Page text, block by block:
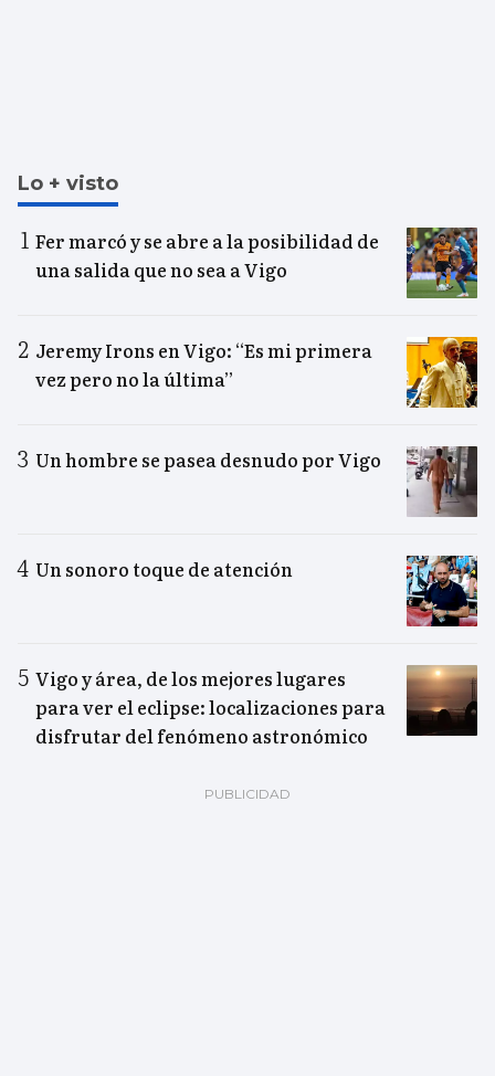
Lo + visto
Fer marcó y se abre a la posibilidad de
una salida que no sea a Vigo
Jeremy Irons en Vigo: “Es mi primera
vez pero no la última”
Un hombre se pasea desnudo por Vigo
Un sonoro toque de atención
Vigo y área, de los mejores lugares
para ver el eclipse: localizaciones para
disfrutar del fenómeno astronómico